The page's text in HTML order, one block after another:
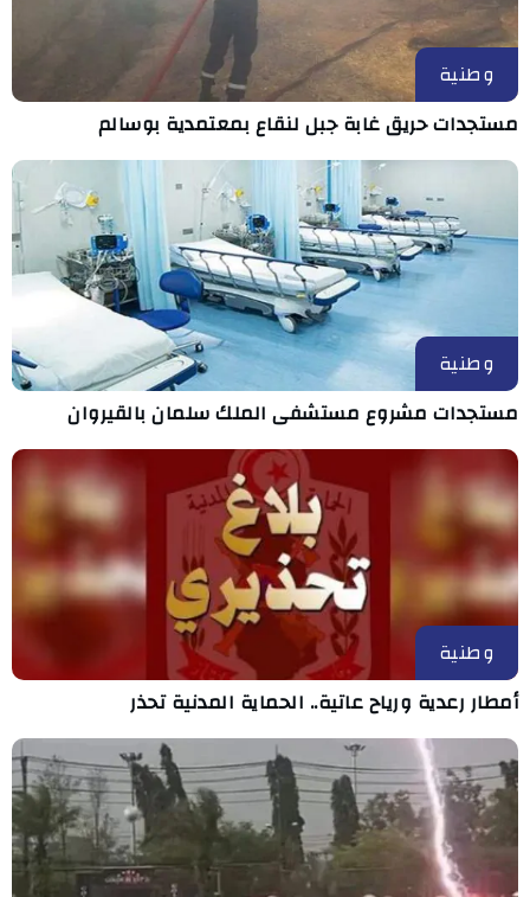
وطنية
مستجدات حريق غابة جبل لنقاع بمعتمدية بوسالم
وطنية
مستجدات مشروع مستشفى الملك سلمان بالقيروان
وطنية
أمطار رعدية ورياح عاتية.. الحماية المدنية تحذر